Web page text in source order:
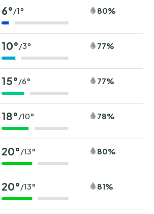
6°/1° 80%
10°/3° 77%
15°/6° 77%
18°/10° 78%
20°/13° 80%
20°/13° 81%